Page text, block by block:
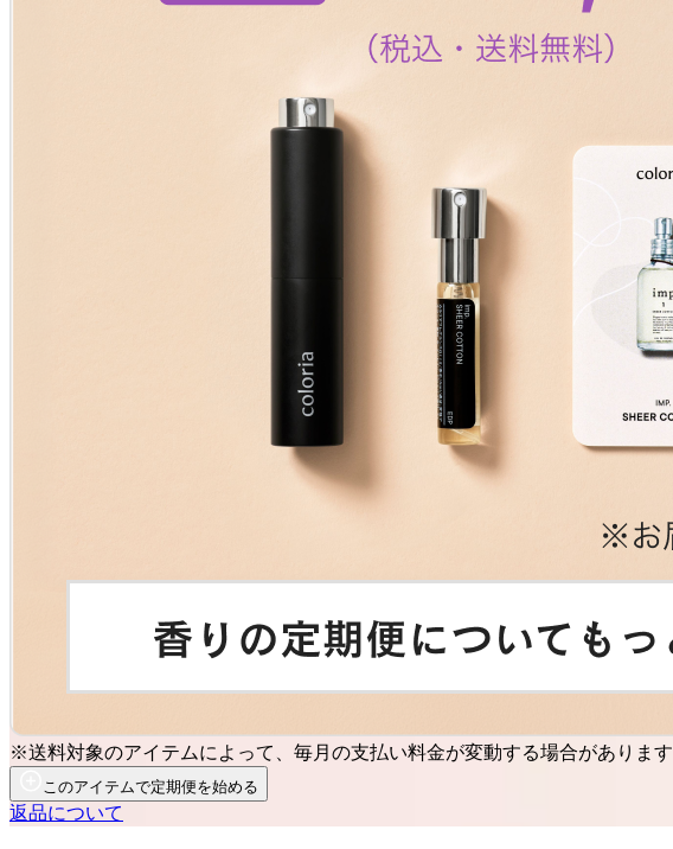
※送料対象のアイテムによって、毎月の支払い料金が変動する場合があります
このアイテムで定期便を始める
返品について